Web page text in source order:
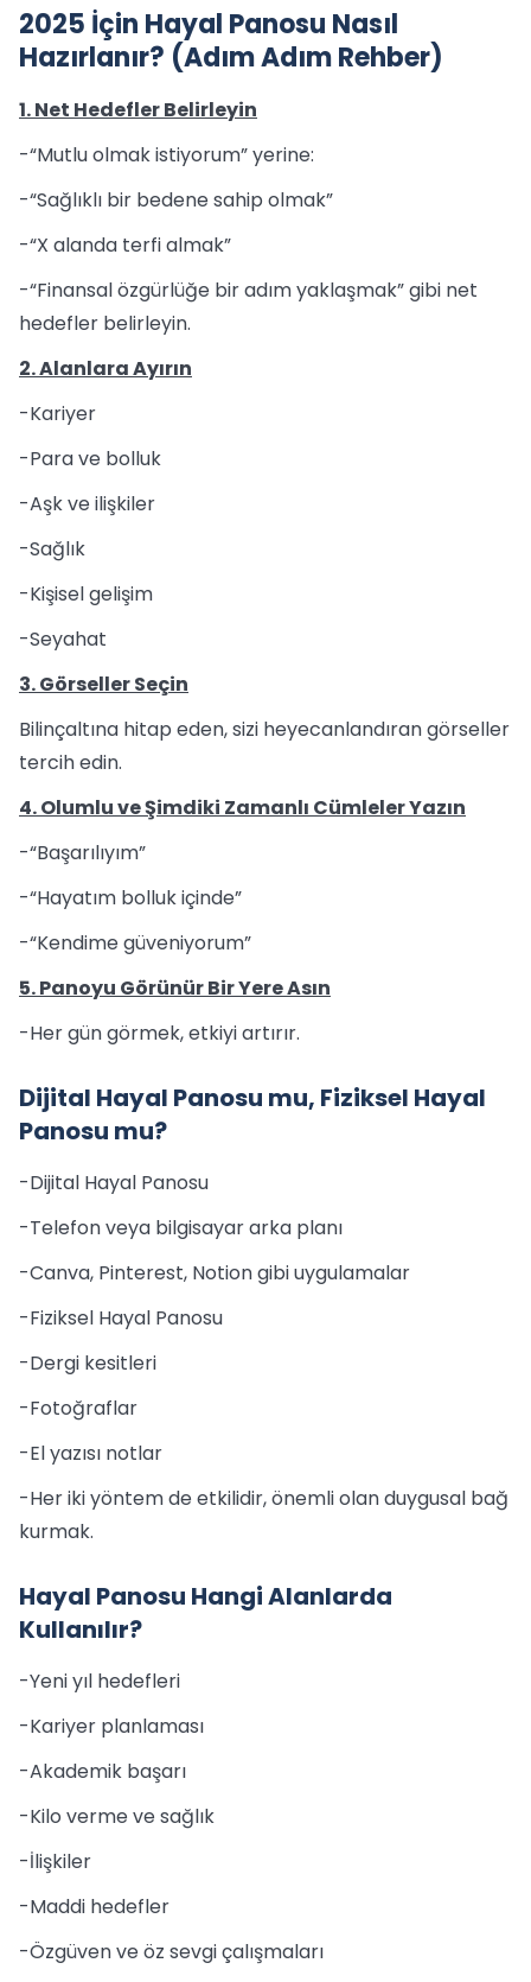
2025 İçin Hayal Panosu Nasıl
Hazırlanır? (Adım Adım Rehber)
1. Net Hedefler Belirleyin
-“Mutlu olmak istiyorum” yerine:
-“Sağlıklı bir bedene sahip olmak”
-“X alanda terfi almak”
-“Finansal özgürlüğe bir adım yaklaşmak” gibi net
hedefler belirleyin.
2. Alanlara Ayırın
-Kariyer
-Para ve bolluk
-Aşk ve ilişkiler
-Sağlık
-Kişisel gelişim
-Seyahat
3. Görseller Seçin
Bilinçaltına hitap eden, sizi heyecanlandıran görseller
tercih edin.
4. Olumlu ve Şimdiki Zamanlı Cümleler Yazın
-“Başarılıyım”
-“Hayatım bolluk içinde”
-“Kendime güveniyorum”
5. Panoyu Görünür Bir Yere Asın
-Her gün görmek, etkiyi artırır.
Dijital Hayal Panosu mu, Fiziksel Hayal
Panosu mu?
-Dijital Hayal Panosu
-Telefon veya bilgisayar arka planı
-Canva, Pinterest, Notion gibi uygulamalar
-Fiziksel Hayal Panosu
-Dergi kesitleri
-Fotoğraflar
-El yazısı notlar
-Her iki yöntem de etkilidir, önemli olan duygusal bağ
kurmak.
Hayal Panosu Hangi Alanlarda
Kullanılır?
-Yeni yıl hedefleri
-Kariyer planlaması
-Akademik başarı
-Kilo verme ve sağlık
-İlişkiler
-Maddi hedefler
-Özgüven ve öz sevgi çalışmaları